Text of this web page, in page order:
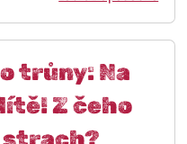
trůny: Na
Z čeho